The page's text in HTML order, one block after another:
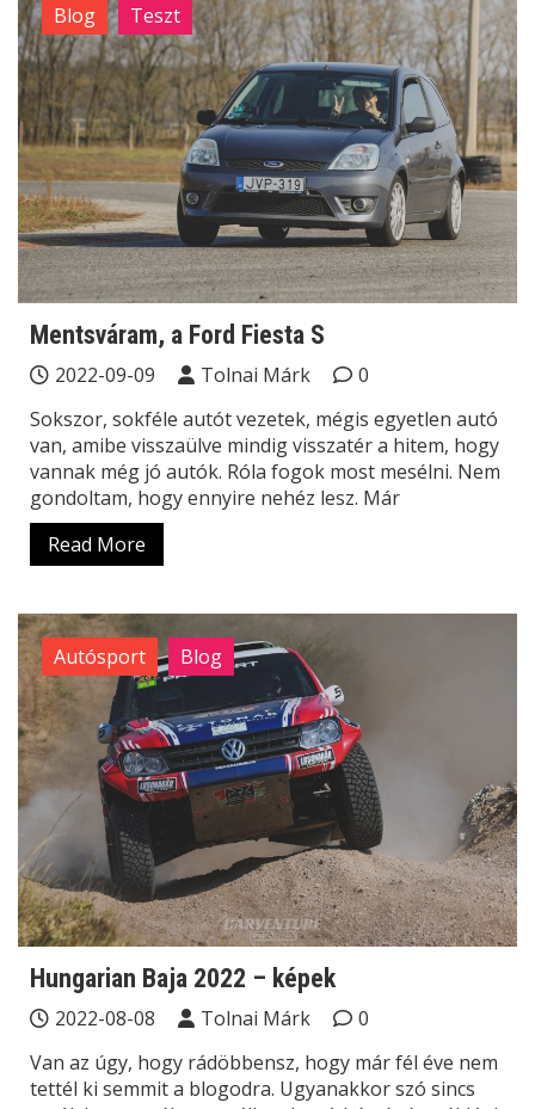
Blog Teszt
Mentsváram, a Ford Fiesta S
2022-09-09 Tolnai Márk
0
Sokszor, sokféle autót vezetek, mégis egyetlen autó
van, amibe visszaülve mindig visszatér a hitem, hogy
vannak még jó autók. Róla fogok most mesélni. Nem
gondoltam, hogy ennyire nehéz lesz. Már
Read More
Autósport Blog
Hungarian Baja 2022 – képek
2022-08-08 Tolnai Márk
0
Van az úgy, hogy rádöbbensz, hogy már fél éve nem
tettél ki semmit a blogodra. Ugyanakkor szó sincs